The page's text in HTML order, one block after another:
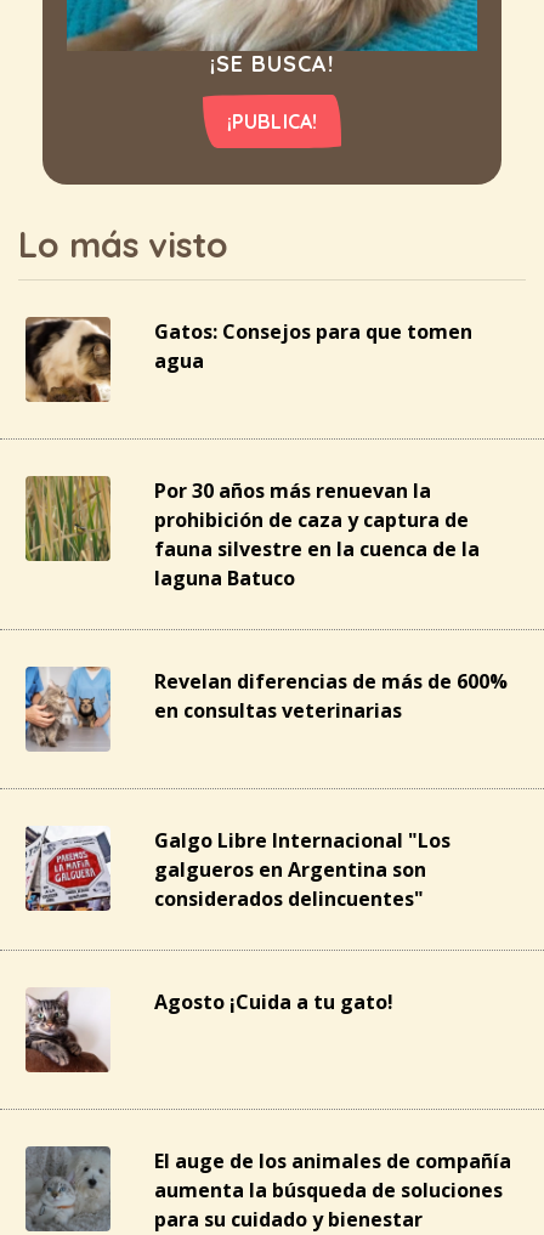
¡SE BUSCA!
¡PUBLICA!
Lo más visto
Gatos: Consejos para que tomen
agua
Por 30 años más renuevan la
prohibición de caza y captura de
fauna silvestre en la cuenca de la
laguna Batuco
Revelan diferencias de más de 600%
en consultas veterinarias
Galgo Libre Internacional "Los
galgueros en Argentina son
considerados delincuentes"
Agosto ¡Cuida a tu gato!
El auge de los animales de compañía
aumenta la búsqueda de soluciones
para su cuidado y bienestar